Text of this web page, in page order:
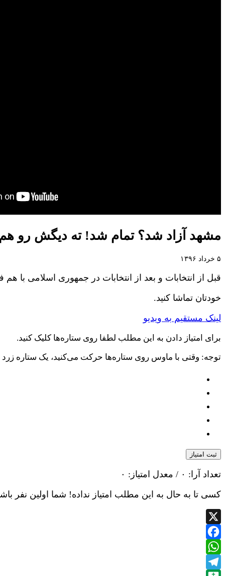
مشهد آزاد شد؟ تمام شد! ته دیگش رو
۵ خرداد ۱۳۹۶
قبل از انتخابات و بعد از انتخابات در جمهوری اسلامی با
خودتان تماشا کنید.
لینک مستقیم به ویدیو
برای امتیاز دادن به این مطلب لطفا روی ستاره‌ها کلیک کنید.
توجه: وقتی با ماوس روی ستاره‌ها حرکت می‌کنید، یک ستاره زرد
ثبت امتیاز
تعداد آرا: ۰ / معدل امتیاز: ۰
کسی تا به حال به این مطلب امتیاز نداده! شما اولین نفر
X
Facebook
WhatsApp